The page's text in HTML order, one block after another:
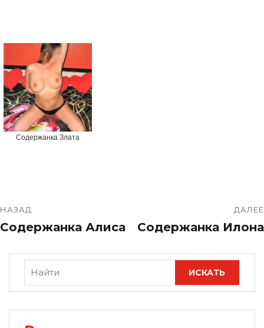
Содержанка Злата
НАЗАД
Содержанка Алиса
ДАЛЕЕ
Содержанка Илона